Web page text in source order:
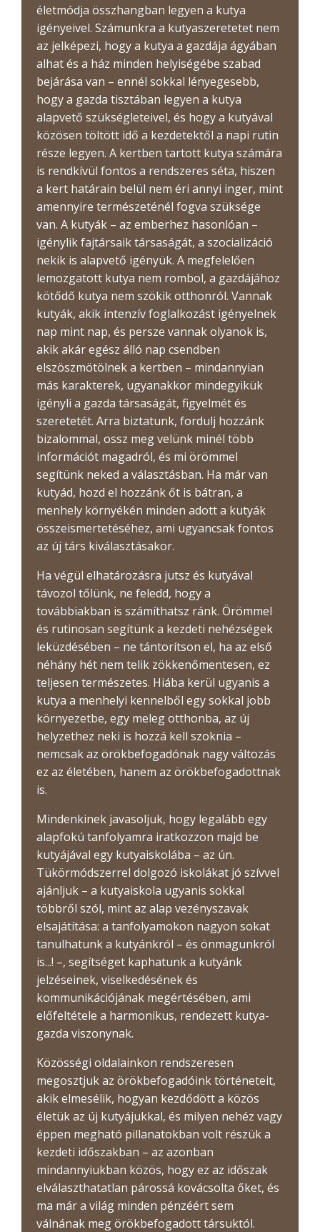
életmódja összhangban legyen a kutya
igényeivel. Számunkra a kutyaszeretetet nem
az jelképezi, hogy a kutya a gazdája ágyában
alhat és a ház minden helyiségébe szabad
bejárása van – ennél sokkal lényegesebb,
hogy a gazda tisztában legyen a kutya
alapvető szükségleteivel, és hogy a kutyával
közösen töltött idő a kezdetektől a napi rutin
része legyen. A kertben tartott kutya számára
is rendkívül fontos a rendszeres séta, hiszen
a kert határain belül nem éri annyi inger, mint
amennyire természeténél fogva szüksége
van. A kutyák – az emberhez hasonlóan –
igénylik fajtársaik társaságát, a szocializáció
nekik is alapvető igényük. A megfelelően
lemozgatott kutya nem rombol, a gazdájához
kötődő kutya nem szökik otthonról. Vannak
kutyák, akik intenzív foglalkozást igényelnek
nap mint nap, és persze vannak olyanok is,
akik akár egész álló nap csendben
elszöszmötölnek a kertben – mindannyian
más karakterek, ugyanakkor mindegyikük
igényli a gazda társaságát, figyelmét és
szeretetét. Arra biztatunk, fordulj hozzánk
bizalommal, ossz meg velünk minél több
információt magadról, és mi örömmel
segítünk neked a választásban. Ha már van
kutyád, hozd el hozzánk őt is bátran, a
menhely környékén minden adott a kutyák
összeismertetéséhez, ami ugyancsak fontos
az új társ kiválasztásakor.
Ha végül elhatározásra jutsz és kutyával
távozol tőlünk, ne feledd, hogy a
továbbiakban is számíthatsz ránk. Örömmel
és rutinosan segítünk a kezdeti nehézségek
leküzdésében – ne tántorítson el, ha az első
néhány hét nem telik zökkenőmentesen, ez
teljesen természetes. Hiába kerül ugyanis a
kutya a menhelyi kennelből egy sokkal jobb
környezetbe, egy meleg otthonba, az új
helyzethez neki is hozzá kell szoknia –
nemcsak az örökbefogadónak nagy változás
ez az életében, hanem az örökbefogadottnak
is.
Mindenkinek javasoljuk, hogy legalább egy
alapfokú tanfolyamra iratkozzon majd be
kutyájával egy kutyaiskolába – az ún.
Tükörmódszerrel dolgozó iskolákat jó szívvel
ajánljuk – a kutyaiskola ugyanis sokkal
többről szól, mint az alap vezényszavak
elsajátítása: a tanfolyamokon nagyon sokat
tanulhatunk a kutyánkról – és önmagunkról
is...! –, segítséget kaphatunk a kutyánk
jelzéseinek, viselkedésének és
kommunikációjának megértésében, ami
előfeltétele a harmonikus, rendezett kutya-
gazda viszonynak.
Közösségi oldalainkon rendszeresen
megosztjuk az örökbefogadóink történeteit,
akik elmesélik, hogyan kezdődött a közös
életük az új kutyájukkal, és milyen nehéz vagy
éppen megható pillanatokban volt részük a
kezdeti időszakban – az azonban
mindannyiukban közös, hogy ez az időszak
elválaszthatatlan párossá kovácsolta őket, és
ma már a világ minden pénzéért sem
válnának meg örökbefogadott társuktól.